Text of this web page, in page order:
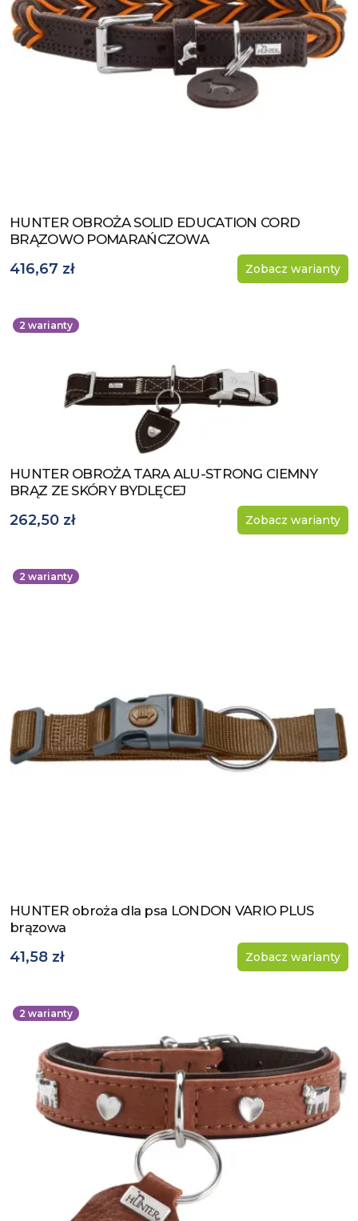
Zobacz produkt
HUNTER OBROŻA SOLID EDUCATION CORD
BRĄZOWO POMARAŃCZOWA
416,67 zł Zobacz warianty
2 warianty
Zobacz produkt
HUNTER OBROŻA TARA ALU-STRONG CIEMNY
BRĄZ ZE SKÓRY BYDLĘCEJ
262,50 zł Zobacz warianty
2 warianty
Zobacz produkt
HUNTER obroża dla psa LONDON VARIO PLUS
brązowa
41,58 zł Zobacz warianty
2 warianty